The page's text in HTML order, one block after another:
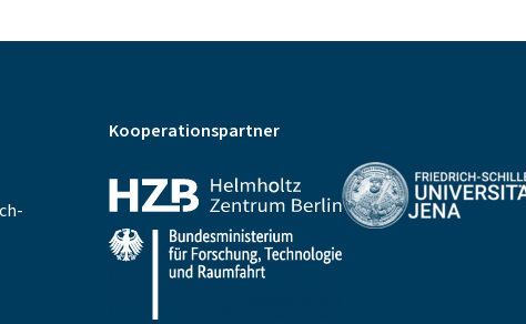
Kooperationspartner